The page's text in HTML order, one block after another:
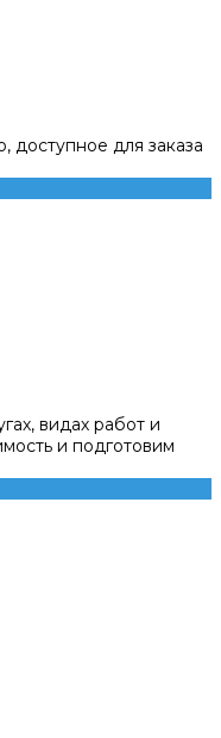
доступное для заказа
видах работ и
и подготовим